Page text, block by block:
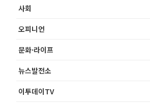
사회
오피니언
문화·라이프
뉴스발전소
이투데이TV